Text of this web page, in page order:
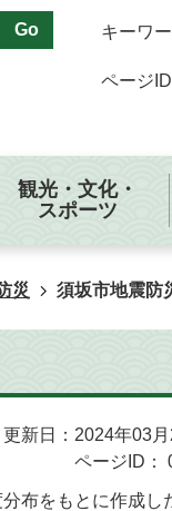
Go キーワ
ページ
観光・文化・
スポーツ
災 須坂市地震防
更新日：2024年03月
ページID：
布をもとに作成し